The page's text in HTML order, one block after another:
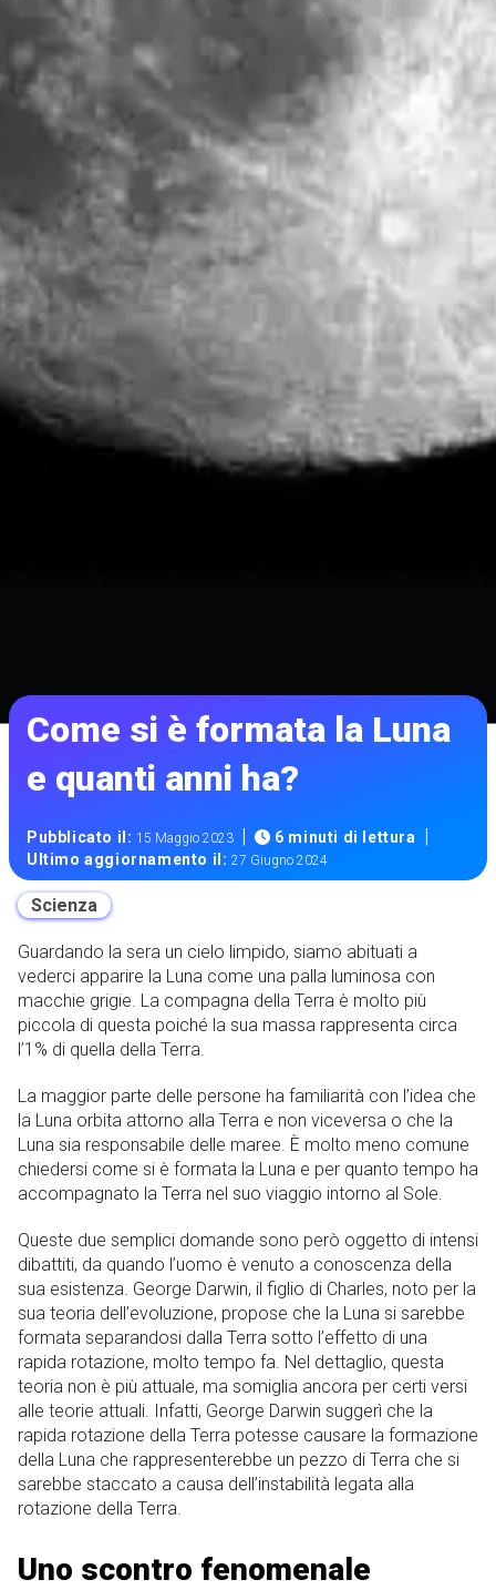
Come si è formata la Luna
e quanti anni ha?
Pubblicato il:15 Maggio 2023 | 6 minuti di lettura |
Ultimo aggiornamento il:27 Giugno 2024
Scienza
Guardando la sera un cielo limpido, siamo abituati a
vederci apparire la Luna come una palla luminosa con
macchie grigie. La compagna della Terra è molto più
piccola di questa poiché la sua massa rappresenta circa
l’1% di quella della Terra.
La maggior parte delle persone ha familiarità con l’idea che
la Luna orbita attorno alla Terra e non viceversa o che la
Luna sia responsabile delle maree. È molto meno comune
chiedersi come si è formata la Luna e per quanto tempo ha
accompagnato la Terra nel suo viaggio intorno al Sole.
Queste due semplici domande sono però oggetto di intensi
dibattiti, da quando l’uomo è venuto a conoscenza della
sua esistenza. George Darwin, il figlio di Charles, noto per la
sua teoria dell’evoluzione, propose che la Luna si sarebbe
formata separandosi dalla Terra sotto l’effetto di una
rapida rotazione, molto tempo fa. Nel dettaglio, questa
teoria non è più attuale, ma somiglia ancora per certi versi
alle teorie attuali. Infatti, George Darwin suggerì che la
rapida rotazione della Terra potesse causare la formazione
della Luna che rappresenterebbe un pezzo di Terra che si
sarebbe staccato a causa dell’instabilità legata alla
rotazione della Terra.
Uno scontro fenomenale